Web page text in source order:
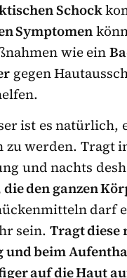
Schock
Symptomen
wie ein
gegen
ist es natürlich,
zu werden. Tragt
und nachts
den ganzen
darf
sein. Tragt diese
und beim
auf die Haut